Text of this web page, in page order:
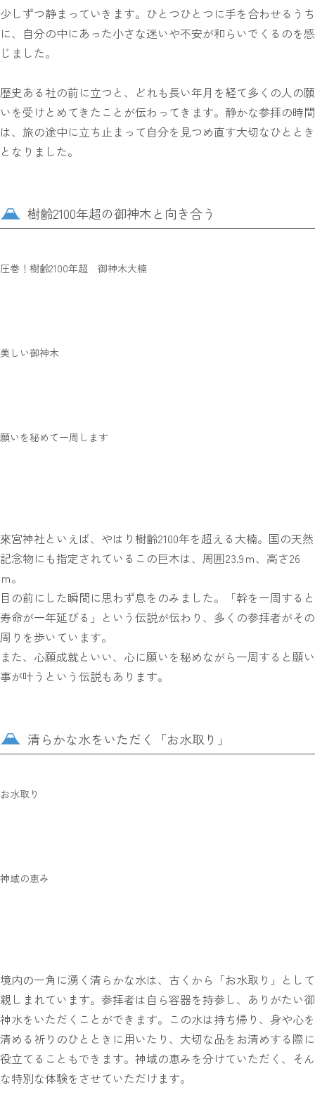
少しずつ静まっていきます。ひとつひとつに手を合わせるうち
に、自分の中にあった小さな迷いや不安が和らいでくるのを感
じました。
歴史ある社の前に立つと、どれも長い年月を経て多くの人の願
いを受けとめてきたことが伝わってきます。静かな参拝の時間
は、旅の途中に立ち止まって自分を見つめ直す大切なひととき
となりました。
樹齢2100年超の御神木と向き合う
圧巻！樹齢2100年超 御神木大楠
美しい御神木
願いを秘めて一周します
來宮神社といえば、やはり樹齢2100年を超える大楠。国の天然
記念物にも指定されているこの巨木は、周囲23.9ｍ、高さ26
ｍ。
目の前にした瞬間に思わず息をのみました。「幹を一周すると
寿命が一年延びる」という伝説が伝わり、多くの参拝者がその
周りを歩いています。
また、心願成就といい、心に願いを秘めながら一周すると願い
事が叶うという伝説もあります。
清らかな水をいただく「お水取り」
お水取り
神域の恵み
境内の一角に湧く清らかな水は、古くから「お水取り」として
親しまれています。参拝者は自ら容器を持参し、ありがたい御
神水をいただくことができます。この水は持ち帰り、身や心を
清める祈りのひとときに用いたり、大切な品をお清めする際に
役立てることもできます。神域の恵みを分けていただく、そん
な特別な体験をさせていただけます。